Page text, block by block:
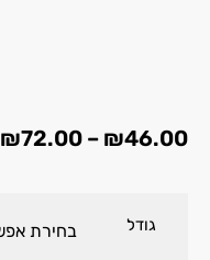
₪46.00
–
₪72.00
גודל